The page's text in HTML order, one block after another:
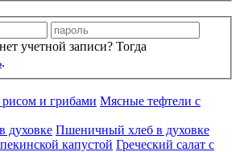
учетной записи? Тогда
.
Мясные тефтели с
Пшеничный хлеб в духовке
Греческий салат с